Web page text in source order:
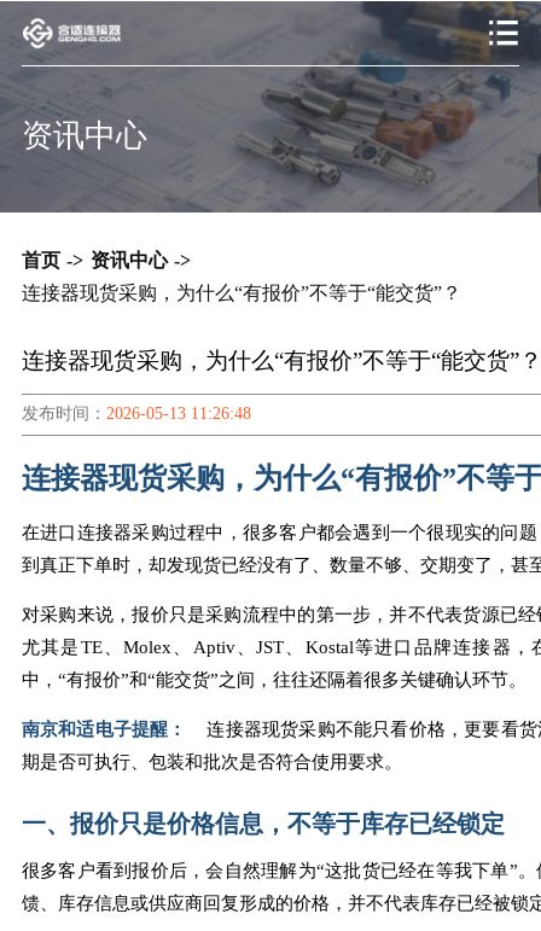
资讯中心
首页 -> 资讯中心 ->
连接器现货采购，为什么“有报价”不等于“能交货”？
连接器现货采购，为什么“有报价”不等于“能交货”？
发布时间： 2026-05-13 11:26:48
连接器现货采购，为什么“有报价”不等
在进口连接器采购过程中，很多客户都会遇到一个很现实的问
到真正下单时，却发现货已经没有了、数量不够、交期变了，甚
对采购来说，报价只是采购流程中的第一步，并不代表货源已
尤其是TE、Molex、Aptiv、JST、Kostal等进口品牌连接器
中，“有报价”和“能交货”之间，往往还隔着很多关键确认环节。
南京和适电子提醒：
连接器现货采购不能只看价格，更要看
期是否可执行、包装和批次是否符合使用要求。
一、报价只是价格信息，不等于库存已经锁定
很多客户看到报价后，会自然理解为“这批货已经在等我下单”
馈、库存信息或供应商回复形成的价格，并不代表库存已经被锁